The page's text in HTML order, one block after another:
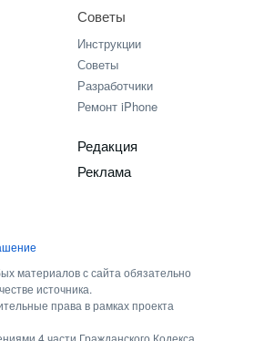
Советы
Инструкции
Советы
Разработчики
Ремонт iPhone
Редакция
Реклама
материалов с сайта обязательно
источника.
права в рамках проекта
4 части Гражданского Кодекса